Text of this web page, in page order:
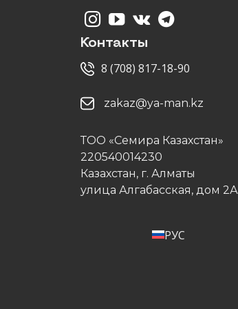
Контакты
8 (708) 817-18-90
zakaz@ya-man.kz
ТОО «Семира Казахстан»
220540014230
Казахстан, г. Алматы
улица Алгабасская, дом 2А
РУС